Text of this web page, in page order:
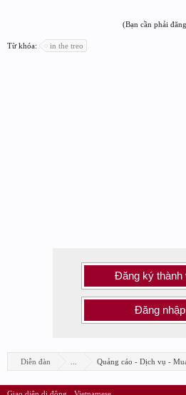
(Bạn cần phải
Từ khóa: in the treo
Đăng ký thành
Đăng nhập
Diễn đàn Quảng cáo - Dịch vụ -